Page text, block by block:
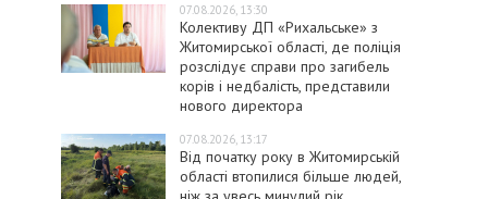
07.08.2026, 13:30
Колективу ДП «Рихальське» з
Житомирської області, де поліція
розслідує справи про загибель
корів і недбалість, представили
нового директора
07.08.2026, 13:17
Від початку року в Житомирській
області втопилися більше людей,